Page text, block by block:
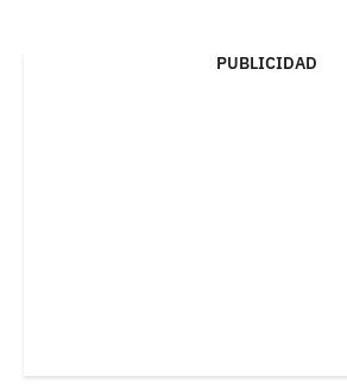
PUBLICIDAD